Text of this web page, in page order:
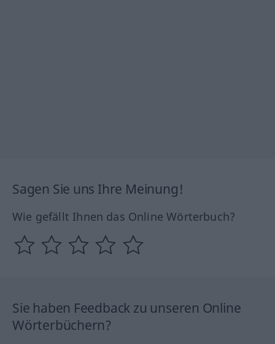
Sagen Sie uns Ihre Meinung!
Wie gefällt Ihnen das Online Wörterbuch?
Sie haben Feedback zu unseren Online
Wörterbüchern?